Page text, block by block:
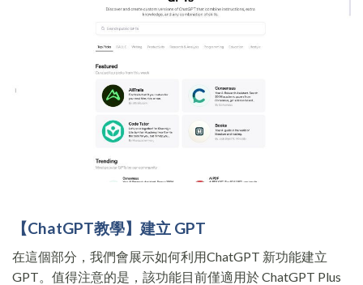
【ChatGPT教學】建立 GPT
在這個部分，我們會展示如何利用ChatGPT 新功能建立
GPT。值得注意的是，該功能目前僅適用於 ChatGPT Plus